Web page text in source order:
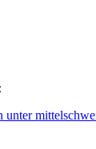
unter